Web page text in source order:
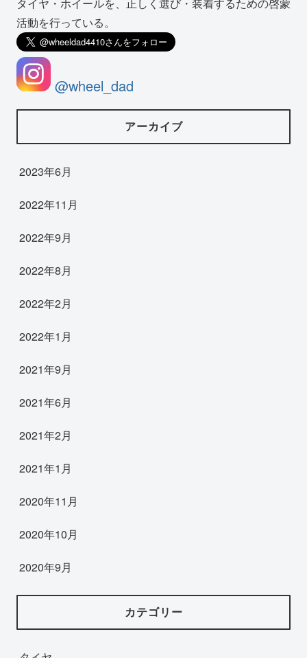
活動を行っている。
@wheel_dad
アーカイブ
2023年6月
2022年11月
2022年9月
2022年8月
2022年2月
2022年1月
2021年9月
2021年6月
2021年2月
2021年1月
2020年11月
2020年10月
2020年9月
カテゴリー